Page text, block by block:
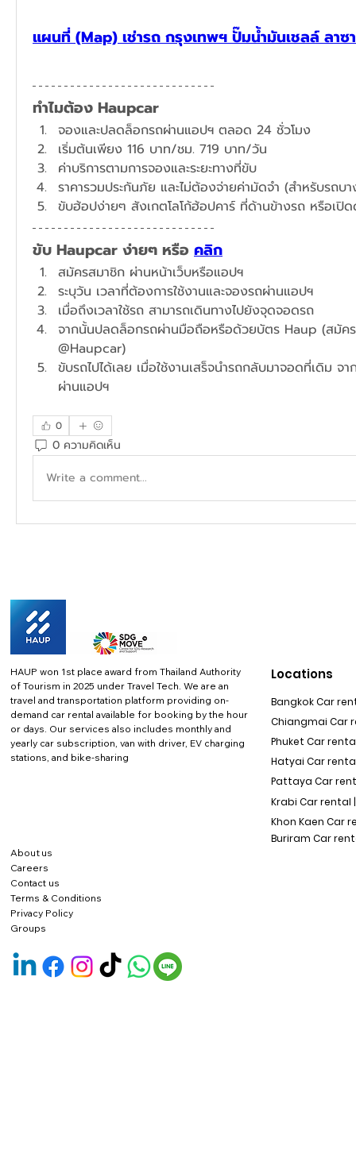
แผนที่ (Map) เช่ารถ กรุงเทพฯ ปั๊มน้ำมันเชลล์ ลา
ทำไมต้อง Haupcar
จองและปลดล็อกรถผ่านแอปฯ ตลอด 24 ชั่วโมง
​เริ่มต้นเพียง 116 บาท/ชม. 719 บาท/วัน
ค่าบริการตามการจองและระยะทางที่ขับ
ราคารวมประกันภัย และไม่ต้องจ่ายค่ามัดจำ (สำหรับรถบ
ขับฮ้อปง่ายๆ สังเกตโลโก้ฮ้อปคาร์ ที่ด้านข้างรถ หรือเปิ
ขับ Haupcar ง่ายๆ หรือ คลิก
สมัครสมาชิก ผ่านหน้าเว็บหรือแอปฯ
ระบุวัน เวลาที่ต้องการใช้งานและจองรถผ่านแอปฯ​
เมื่อถึงเวลาใช้รถ สามารถเดินทางไปยังจุดจอดรถ
จากนั้นปลดล็อกรถผ่านมือถือหรือด้วยบัตร Haup (สมัค
@Haupcar)
ขับรถไปได้เลย เมื่อใช้งานเสร็จนำรถกลับมาจอดที่เดิม
ผ่านแอปฯ
0
0 ความคิดเห็น
Write a comment...
HAUP won 1st place award from Thailand Authority
of Tourism in 2025 under Travel Tech. We are an
travel and transportation platform providing on-
demand car rental available for booking by the hour
or days. Our services also includes monthly and
yearly car subscription, van with driver, EV charging
stations, and bike-sharing
About us
Careers
Contact us
Terms & Conditions
Privacy Policy
Locations
Bangkok Car
Chiangmai Car
Phuket Car rental
Hatyai Car
Pattaya Car
Krabi Car rental |
Khon Kaen Car
Buriram Car
Groups